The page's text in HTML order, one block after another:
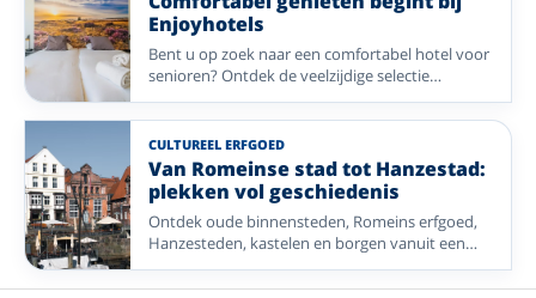
het gezellige Bocholt biedt volop mogelijkheden
voor een ontspannen verblijf. Welke
bestemming u ook kiest, u bent verzekerd van
een compleet verzorgd verblijf waarbij comfort,
gastvrijheid en genieten centraal staan.
Enjoyhotels
Bent u op zoek naar een comfortabel hotel voor
senioren? Ontdek de veelzijdige selectie
Enjoyhotels met een lift, toegankelijke kamers
en eenpersoonskamers. Kies voor een
ontspannen verblijf in de natuur, een
wellnesshotel of een gezellige stedentrip en
geniet van een compleet verzorgd 5-daags alles-
inclusief-arrangement.
CULTUREEL ERFGOED
Van Romeinse stad tot Hanzestad:
plekken vol geschiedenis
Ontdek oude binnensteden, Romeins erfgoed,
Hanzesteden, kastelen en borgen vanuit een
selectie Enjoyhotels in Nederland, België,
Duitsland en Frankrijk.